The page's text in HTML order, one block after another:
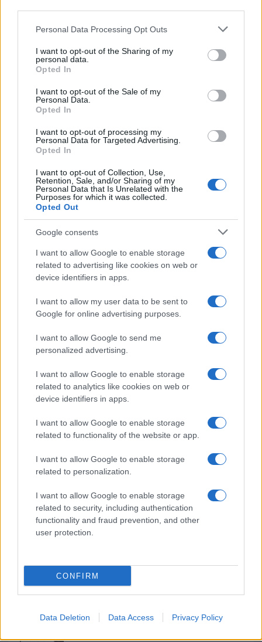
Please note that this website/app uses one or more Google
not limited to your visit or usage behaviour. You may click to
grant or deny consent to Google and its third-party tags to
use your data for below specified purposes in below Google
consent section.
Personal Data Processing Opt Outs
I want to opt-out of the Sharing of my
personal data.
Opted In
I want to opt-out of the Sale of my
Personal Data.
Opted In
I want to opt-out of processing my
Personal Data for Targeted Advertising.
Opted In
I want to opt-out of Collection, Use,
Retention, Sale, and/or Sharing of my
Personal Data that Is Unrelated with the
Purposes for which it was collected.
Opted Out
Google consents
I want to allow Google to enable storage
related to advertising like cookies on web or
device identifiers in apps.
I want to allow my user data to be sent to
Google for online advertising purposes.
I want to allow Google to send me
personalized advertising.
I want to allow Google to enable storage
related to analytics like cookies on web or
device identifiers in apps.
I want to allow Google to enable storage
related to functionality of the website or app.
I want to allow Google to enable storage
related to personalization.
I want to allow Google to enable storage
related to security, including authentication
functionality and fraud prevention, and other
user protection.
CONFIRM
Data Deletion Data Access Privacy Policy
Controlli all’aeroporto di Olbia, sequestrati
caviale e sabbia rubata
Migliori cliniche di estetica medicale avanzata
pe…
NECROLOGIE
Mario Malu
Paolo Pinna
Martina Agostina Diturco
I nostri cari
I nostri cari